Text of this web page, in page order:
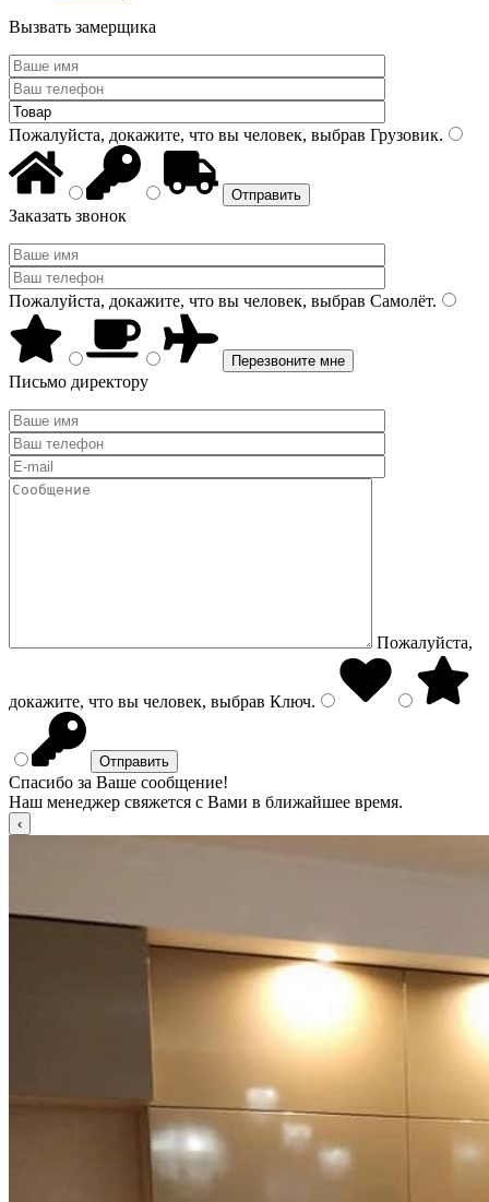
Вызвать замерщика
Пожалуйста, докажите, что вы человек, выбрав Грузовик.
Заказать звонок
Пожалуйста, докажите, что вы человек, выбрав Самолёт.
Письмо директору
Пожалуйста,
докажите, что вы человек, выбрав Ключ.
Спасибо за Ваше сообщение!
Наш менеджер свяжется с Вами в ближайшее время.